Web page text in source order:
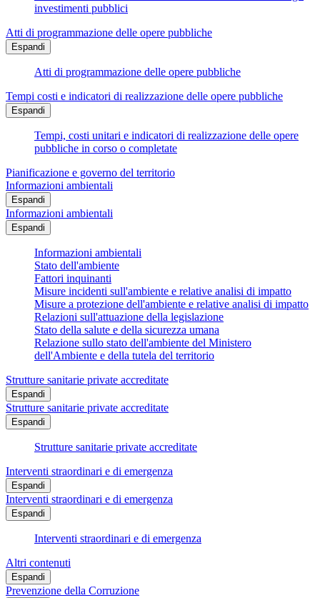
investimenti pubblici
Atti di programmazione delle opere pubbliche
Espandi
Atti di programmazione delle opere pubbliche
Tempi costi e indicatori di realizzazione delle opere pubbliche
Espandi
Tempi, costi unitari e indicatori di realizzazione delle opere
pubbliche in corso o completate
Pianificazione e governo del territorio
Informazioni ambientali
Espandi
Informazioni ambientali
Espandi
Informazioni ambientali
Stato dell'ambiente
Fattori inquinanti
Misure incidenti sull'ambiente e relative analisi di impatto
Misure a protezione dell'ambiente e relative analisi di impatto
Relazioni sull'attuazione della legislazione
Stato della salute e della sicurezza umana
Relazione sullo stato dell'ambiente del Ministero
dell'Ambiente e della tutela del territorio
Strutture sanitarie private accreditate
Espandi
Strutture sanitarie private accreditate
Espandi
Strutture sanitarie private accreditate
Interventi straordinari e di emergenza
Espandi
Interventi straordinari e di emergenza
Espandi
Interventi straordinari e di emergenza
Altri contenuti
Espandi
Prevenzione della Corruzione